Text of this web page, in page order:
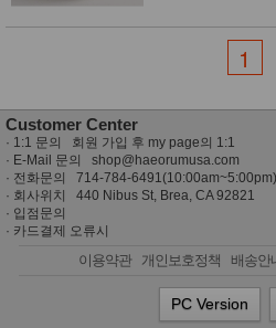
1
Customer Center
· 1:1 문의 회원 가입 후 my page의 1:1
· E-Mail 문의 shop@haeorumusa.com
· 전화문의 714-784-6491(10:00am~5:00pm)
· 회사위치 440 Nibus St, Brea, CA 92821
· 입점문의
· 카드결제 오류시
이용약관 개인보호정책 배송안
PC Version